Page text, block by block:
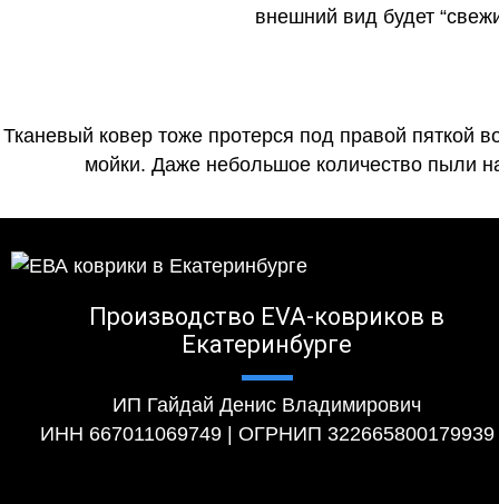
внешний вид будет
Тканевый ковер тоже протерся под правой пяткой
мойки. Даже небольшое количество пыли
Производство EVA-ковриков в
Екатеринбурге
ИП Гайдай Денис Владимирович
ИНН 667011069749 | ОГРНИП 322665800179939